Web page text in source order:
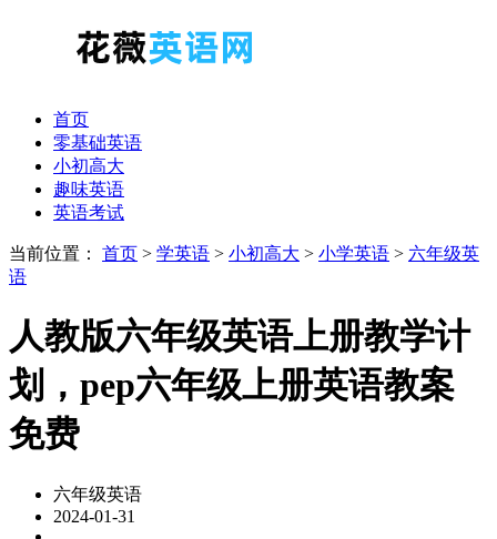
首页
零基础英语
小初高大
趣味英语
英语考试
当前位置： 首页 > 学英语 > 小初高大 > 小学英语 > 六年级英
语
人教版六年级英语上册教学计
划，pep六年级上册英语教案
免费
六年级英语
2024-01-31